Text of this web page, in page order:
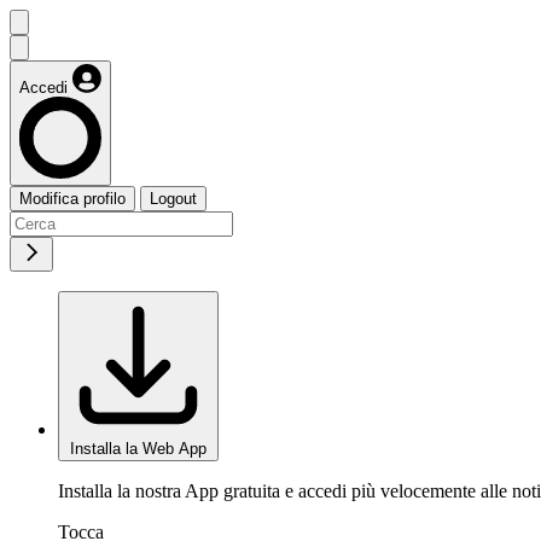
Accedi
Modifica profilo Logout
Installa la Web App
Installa la nostra App gratuita e accedi più velocemente alle
Tocca